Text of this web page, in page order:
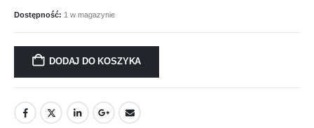
Dostępność: 1 w magazynie
DODAJ DO KOSZYKA